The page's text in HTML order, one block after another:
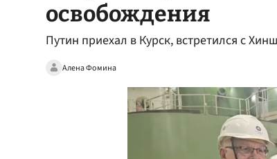
освобождения
Путин приехал в Курск, встретился с
Алена Фомина